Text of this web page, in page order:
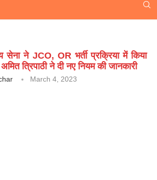
सेना ने JCO, OR भर्ती प्रक्रिया में किया
त्रिपाठी ने दी नए नियम की जानकारी
March 4, 2023